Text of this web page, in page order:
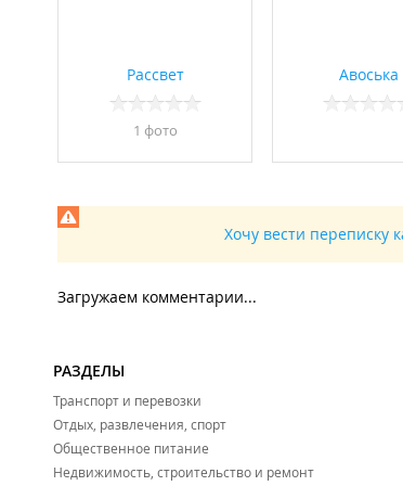
Рассвет
1 фото
Авоська
Хочу вести переписку
Загружаем комментарии...
РАЗДЕЛЫ
Транспорт и перевозки
Отдых, развлечения, спорт
Общественное питание
Недвижимость, строительство и ремонт